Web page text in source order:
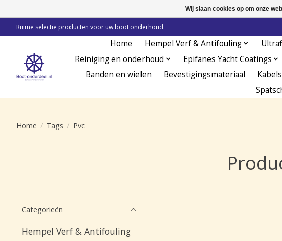
Ruime selectie producten voor uw boot onderhoud.
Home Hempel Verf & Antifouling
Reiniging en onderhoud
Epifanes Yacht Coatings
Banden en wielen
Bevestigingsmateriaal
Home / Tags / Pvc
Categorieën
Hempel Verf & Antifouling
Wij slaan cookies op om onze